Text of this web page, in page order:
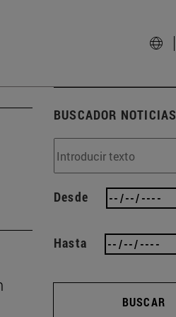
BUSCADOR NOTICIAS
Desde
Hasta
BUSCAR